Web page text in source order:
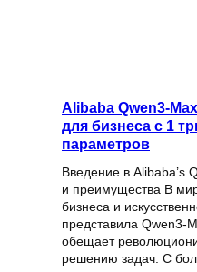
Alibaba Qwen3-
для бизнеса с 1
параметров
Введение в Alibaba’s
и преимущества В
бизнеса и
представила Qwen3-
обещает
решению задач. С